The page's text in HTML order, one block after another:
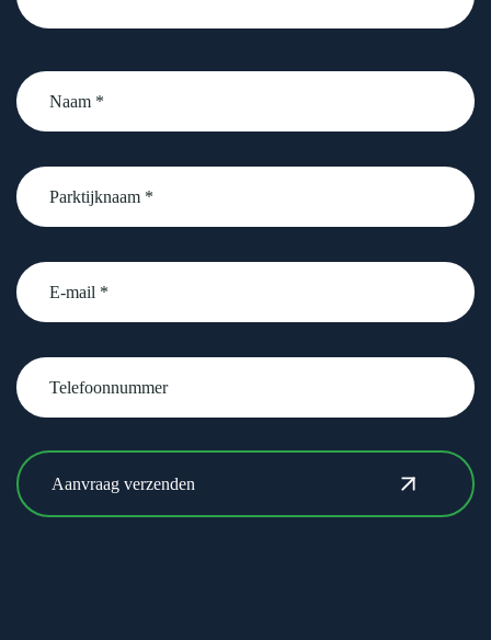
Naam
*
Parktijknaam
*
email
Telefoonnummer